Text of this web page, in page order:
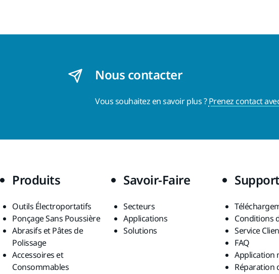
Nous contacter
Vous souhaitez en savoir plus ?Prenez contact
Produits
Outils Électroportatifs
Ponçage Sans Poussière
Abrasifs et Pâtes de
Polissage
Accessoires et
Consommables
Savoir-Faire
Secteurs
Applications
Solutions
Support
Conditions
Service
FAQ
Application
Réparation